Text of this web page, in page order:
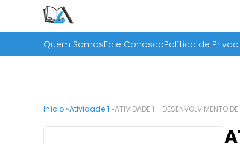
Quem SomosFale ConoscoPolítica de
Início »Atividade 1 »ATIVIDADE 1 - DESENVOLVIMENTO